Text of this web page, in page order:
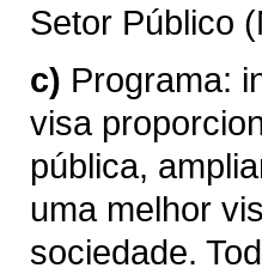
Setor Público
c) Programa:
visa
pública,
uma melhor
sociedade.